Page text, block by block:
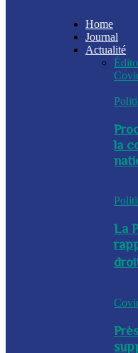
Home
Journal
Actualité
la
La